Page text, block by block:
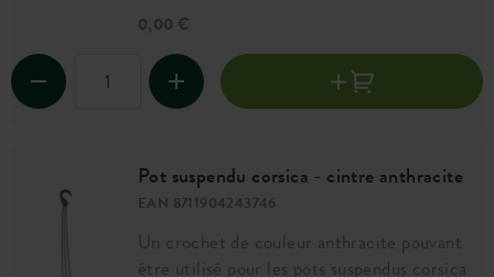
0,00 €
Pot suspendu corsica - cintre anthracite
EAN 8711904243746
Un crochet de couleur anthracite pouvant
être utilisé pour les pots suspendus corsica